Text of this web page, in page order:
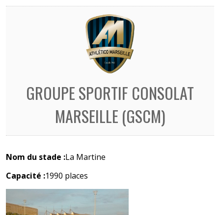
GROUPE SPORTIF CONSOLAT
MARSEILLE (GSCM)
Nom du stade :La Martine
Capacité :1990 places